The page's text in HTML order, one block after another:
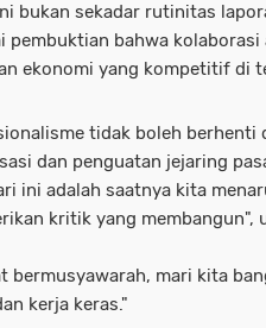
bukan sekadar rutinitas
pembuktian bahwa
ekonomi yang kompetitif di
tidak boleh berhenti
dan penguatan jejaring
ini adalah saatnya kita
kritik yang membangun",
bermusyawarah, mari kita
kerja keras."